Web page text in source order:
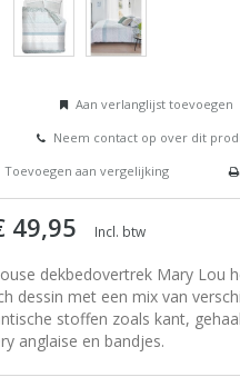
Aan verlanglijst toevoegen
Neem contact op over dit
Toevoegen aan vergelijking
49,95 Incl. btw
dekbedovertrek Mary Lou
dessin met een mix van
stoffen zoals kant,
anglaise en bandjes.